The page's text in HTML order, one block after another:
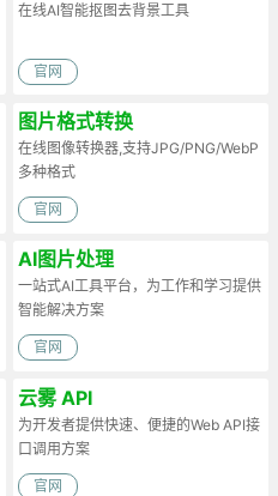
在线AI智能抠图去背景工具
官网
图片格式转换
在线图像转换器,支持JPG/PNG/WebP
多种格式
官网
AI图片处理
一站式AI工具平台，为工作和学习提供
智能解决方案
官网
云雾 API
为开发者提供快速、便捷的Web API接
口调用方案
官网